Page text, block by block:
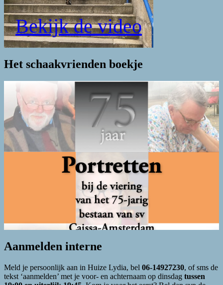
Bekijk de video
Het schaakvrienden boekje
Aanmelden interne
Meld je persoonlijk aan in Huize Lydia, bel 06-14927230, of sms de
tekst ‘aanmelden’ met je voor- en achternaam op dinsdag tussen